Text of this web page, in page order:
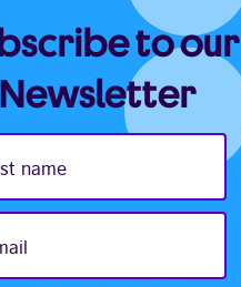
to our
Newsletter